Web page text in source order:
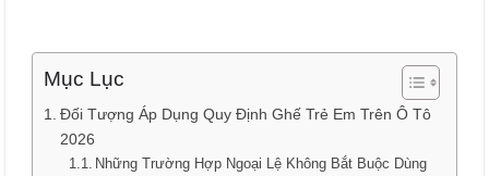
Mục Lục
Đối Tượng Áp Dụng Quy Định Ghế Trẻ Em Trên Ô Tô
2026
Những Trường Hợp Ngoại Lệ Không Bắt Buộc Dùng